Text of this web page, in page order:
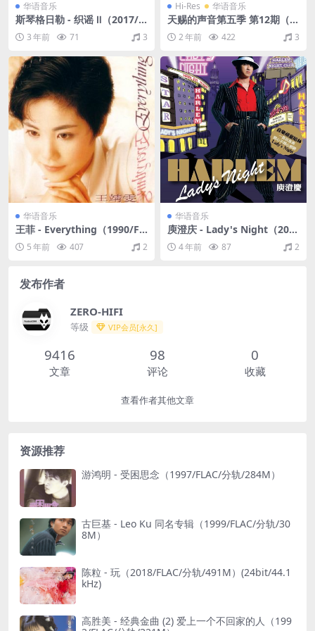
华语音乐
斯琴格日勒 - 织谣 Ⅱ（2017/F
LAC/分轨/309M）
3 年前 71 3
Hi-Res 华语音乐
天赐的声音第五季 第12期（2
024/FLAC/分轨/880M）(24b
it/48kHz)
2 年前 422 3
华语音乐
王菲 - Everything（1990/FL
AC/分轨/254M）
5 年前 407 2
华语音乐
庾澄庆 - Lady's Night（200
8/FLAC/分轨/329M）
4 年前 87 2
发布作者
ZERO-HIFI
等级 VIP会员[永久]
9416
文章
98
评论
0
收藏
查看作者其他文章
资源推荐
游鸿明 - 受困思念（1997/FLAC/分轨/284M）
古巨基 - Leo Ku 同名专辑（1999/FLAC/分轨/30
8M）
陈粒 - 玩（2018/FLAC/分轨/491M）(24bit/44.1
kHz)
高胜美 - 经典金曲 (2) 爱上一个不回家的人（199